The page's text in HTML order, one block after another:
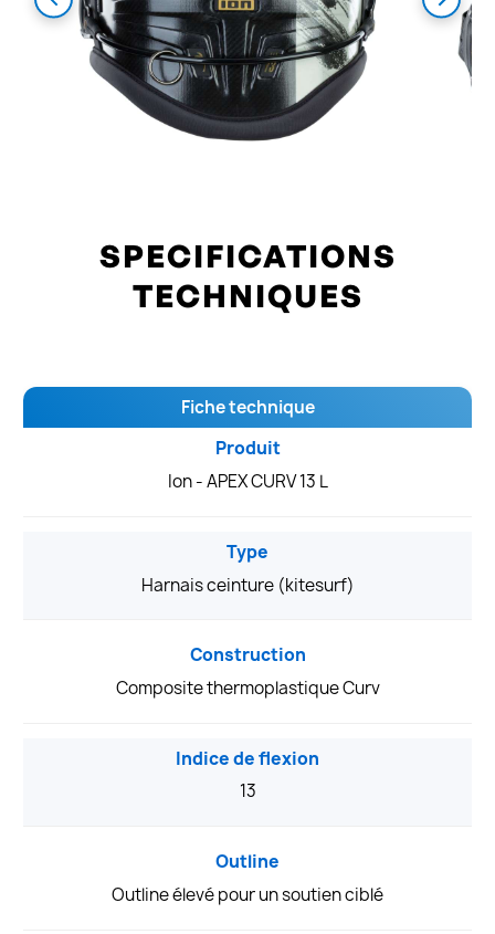
SPECIFICATIONS
TECHNIQUES
Fiche technique
Produit
Ion - APEX CURV 13 L
Type
Harnais ceinture (kitesurf)
Construction
Composite thermoplastique Curv
Indice de flexion
13
Outline
Outline élevé pour un soutien ciblé